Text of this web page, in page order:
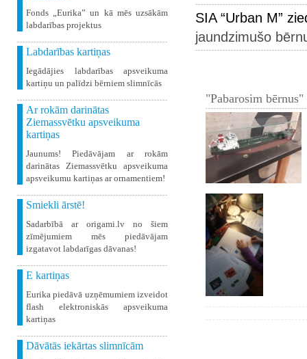
Fonds „Eurika” un kā mēs uzsākām
labdarības projektus
Labdarības kartiņas
Iegādājies labdarības apsveikuma
kartiņu un palīdzi bērniem slimnīcās
Ar rokām darinātas
Ziemassvētku apsveikuma
kartiņas
Jaunums! Piedāvājam ar rokām
darinātas Ziemassvētku apsveikuma
apsveikumu kartiņas ar ornamentiem!
Smiekli ārstē!
Sadarbībā ar origami.lv no šiem
zīmējumiem mēs piedāvājam
izgatavot labdarīgas dāvanas!
E kartiņas
Eurika piedāvā uzņēmumiem izveidot
flash elektroniskās apsveikuma
kartiņas
Dāvātās iekārtas slimnīcām
SIA “Urban M”
jaundzimušo
"Pabarosim